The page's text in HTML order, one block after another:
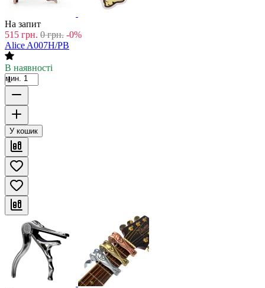
На запит
515 грн. 0 грн. -0%
Alice A007H/PB
В наявності
мин. 1
У кошик